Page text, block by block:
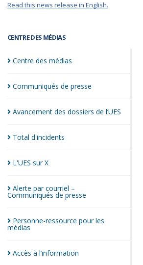
CENTRE DES MÉDIAS
Centre des médias
Communiqués de presse
Avancement des dossiers de l’UES
Total d'incidents
L'UES surX
Alerte par courriel –
Communiqués de presse
Personne-ressource pour les
médias
Accès à l’information
Read this news release in English.